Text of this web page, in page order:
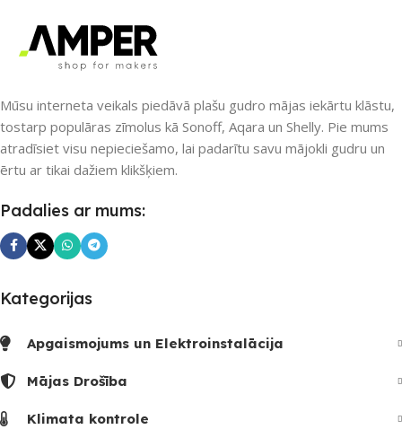
Amazon Alexa Google Home
Smart Life,Tuya Smart
PIEEJAMS UZREIZ
UZREIZ PIEEJAMAIS
SKAITS
PIEEJAMS UZREIZ
Nē
Mūsu interneta veikals piedāvā plašu gudro mājas iekārtu klāstu,
tostarp populāras zīmolus kā Sonoff, Aqara un Shelly. Pie mums
atradīsiet visu nepieciešamo, lai padarītu savu mājokli gudru un
ērtu ar tikai dažiem klikšķiem.
Padalies ar mums:
Kategorijas
Apgaismojums un Elektroinstalācija
Mājas Drošība
Klimata kontrole